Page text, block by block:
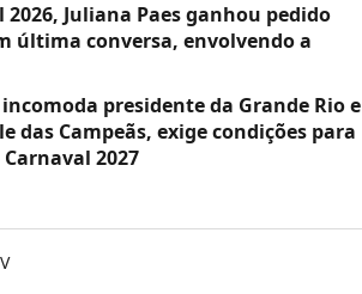
2026, Juliana Paes ganhou pedido
última conversa, envolvendo a
presidente da Grande Rio e
das Campeãs, exige condições para
2027